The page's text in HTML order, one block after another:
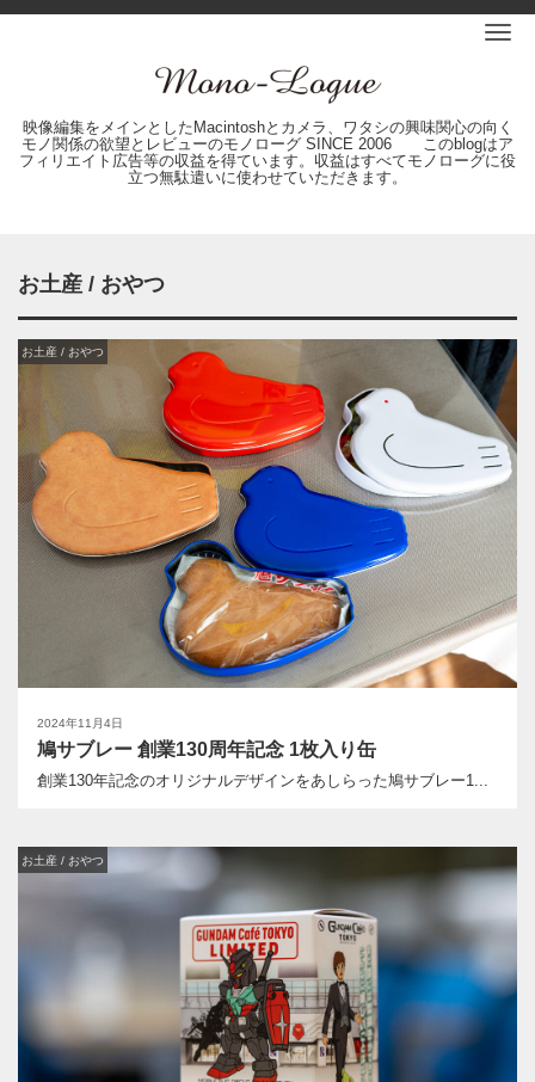
映像編集をメインとしたMacintoshとカメラ、ワタシの興味関心の向く
モノ関係の欲望とレビューのモノローグ SINCE 2006 このblogはア
フィリエイト広告等の収益を得ています。収益はすべてモノローグに役
立つ無駄遣いに使わせていただきます。
お土産 / おやつ
2024年11月4日
お土産 / おやつ
鳩サブレー 創業130周年記念 1枚入り缶
創業130年記念のオリジナルデザインをあしらった鳩サブレー1...
お土産 / おやつ